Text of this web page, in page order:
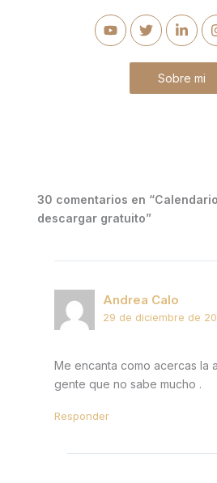
Sobre mi
30 comentarios en
descargar gratuito”
Andrea Calo
29 de diciembre de
Me encanta como acercas la
gente que no sabe mucho .
Responder